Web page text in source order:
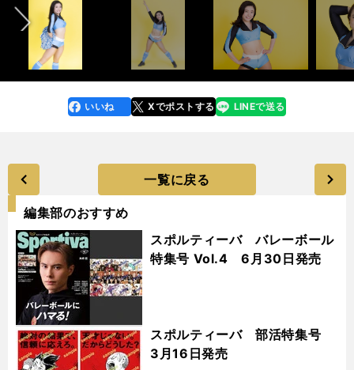
faceboo
k
いいね Xでポストする
line LINEで送る
一覧に戻る
編集部のおすすめ
スポルティーバ バレーボール
特集号 Vol.4 6月30日発売
スポルティーバ 部活特集号
3月16日発売